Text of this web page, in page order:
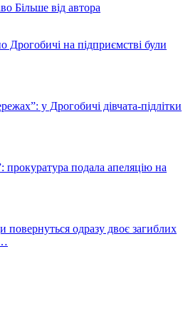
Більше від автора
Дрогобичі на підприємстві були
у Дрогобичі дівчата-підлітки
прокуратура подала апеляцію на
повернуться одразу двоє загиблих